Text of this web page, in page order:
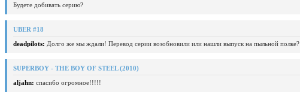
Будете добивать серию?
UBER #18
deadpilots: Долго же мы ждали! Перевод серии возобновили или нашли выпуск на пыльной полке?
SUPERBOY - THE BOY OF STEEL (2010)
aljahn: спасибо огромное!!!!!